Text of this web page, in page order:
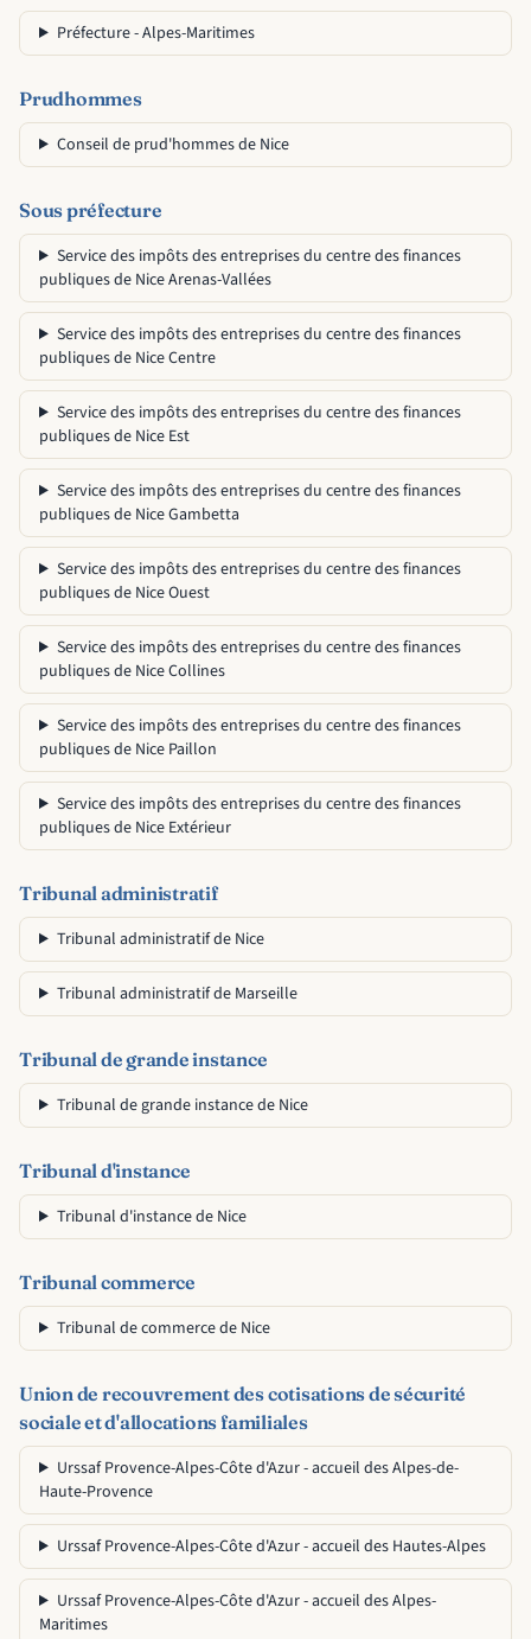
Préfecture - Alpes-Maritimes
Prudhommes
Conseil de prud'hommes de Nice
Sous préfecture
Service des impôts des entreprises du centre des finances
publiques de Nice Arenas-Vallées
Service des impôts des entreprises du centre des finances
publiques de Nice Centre
Service des impôts des entreprises du centre des finances
publiques de Nice Est
Service des impôts des entreprises du centre des finances
publiques de Nice Gambetta
Service des impôts des entreprises du centre des finances
publiques de Nice Ouest
Service des impôts des entreprises du centre des finances
publiques de Nice Collines
Service des impôts des entreprises du centre des finances
publiques de Nice Paillon
Service des impôts des entreprises du centre des finances
publiques de Nice Extérieur
Tribunal administratif
Tribunal administratif de Nice
Tribunal administratif de Marseille
Tribunal de grande instance
Tribunal de grande instance de Nice
Tribunal d'instance
Tribunal d'instance de Nice
Tribunal commerce
Tribunal de commerce de Nice
Union de recouvrement des cotisations de sécurité
sociale et d'allocations familiales
Urssaf Provence-Alpes-Côte d'Azur - accueil des Alpes-de-
Haute-Provence
Urssaf Provence-Alpes-Côte d'Azur - accueil des Hautes-Alpes
Urssaf Provence-Alpes-Côte d'Azur - accueil des Alpes-
Maritimes